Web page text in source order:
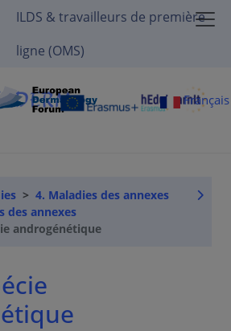
ILDS & travailleurs de première
ligne (OMS)
4. Maladies des annexes
des annexes
androgénétique